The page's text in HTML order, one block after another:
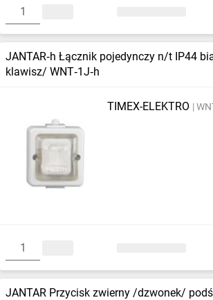
JANTAR‑h Łącznik pojedynczy n/t IP44
klawisz/ WNT‑1J‑h
TIMEX-ELEKTRO
JANTAR Przycisk zwierny /dzwonek/